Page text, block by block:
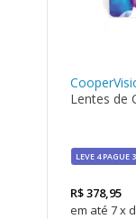
LEVE 4 PAGUE 3
Lentes de
R$378,95
7x